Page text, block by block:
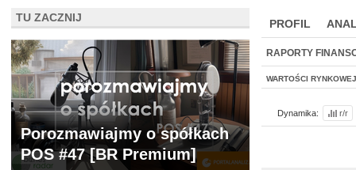
PROFIL
WYCENA BR
RAPORTY
WARTOŚCI RYNKOWEJ
Dynamika: r/r
TU ZACZNIJ
Porozmawiajmy o spółkach
POS #47 [BR Premium]